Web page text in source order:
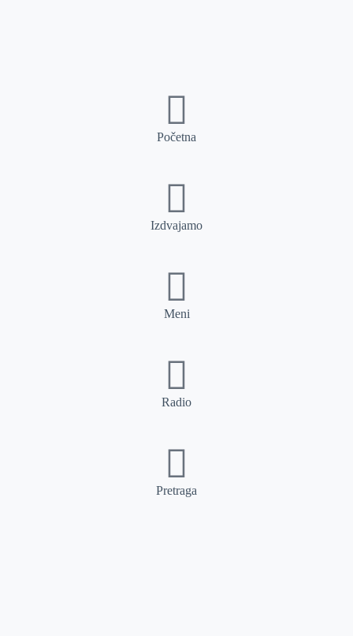
Početna
Izdvajamo
Meni
Radio
Pretraga